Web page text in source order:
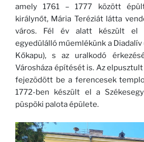
amely 1761 – 1777 között
királynőt, Mária Teréziát látta
város. Fél év alatt készült el
egyedülálló műemlékünk a Diadalív
Kőkapu), s az uralkodó
Városháza építését is. Az
fejezõdött be a ferencesek
1772-ben készült el a
püspöki palota épülete.